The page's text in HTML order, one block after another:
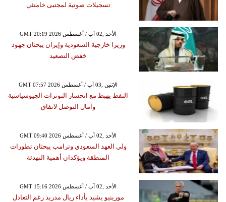
تسجيلات صوتية لمجتبى خامنئي
GMT 20:19 2026 الأحد ,02 آب / أغسطس
وزيرا خارجية السعودية وإيران يبحثان جهود
خفض التصعيد
GMT 07:57 2026 الإثنين ,03 آب / أغسطس
النفط يهبط مع انحسار التوترات الجيوسياسية
وآمال التوصل لاتفاق
GMT 09:40 2026 الأحد ,02 آب / أغسطس
ولي العهد السعودي وترامب يبحثان تطورات
المنطقة ويؤكدان أهمية التهدئة
GMT 15:16 2026 الأحد ,02 آب / أغسطس
مورينيو يشيد بأداء ريال مدريد رغم التعادل